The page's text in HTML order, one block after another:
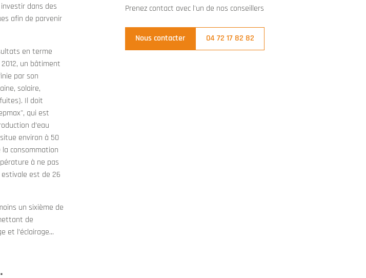
dans des
afin de parvenir
en terme
un bâtiment
par son
solaire,
Il doit
qui est
d’eau
environ à 50
consommation
à ne pas
est de 26
un sixième de
de
et l’éclairage...
Prenez contact avec l'un de nos conseillers
Nous contacter 04 72 17 82 82